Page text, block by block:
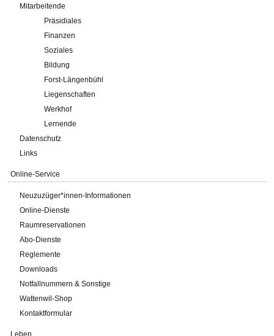
Mitarbeitende
Präsidiales
Finanzen
Soziales
Bildung
Forst-Längenbühl
Liegenschaften
Werkhof
Lernende
Datenschutz
Links
Online-Service
Neuzuzüger*innen-Informationen
Online-Dienste
Raumreservationen
Abo-Dienste
Reglemente
Downloads
Notfallnummern & Sonstige
Wattenwil-Shop
Kontaktformular
Leben